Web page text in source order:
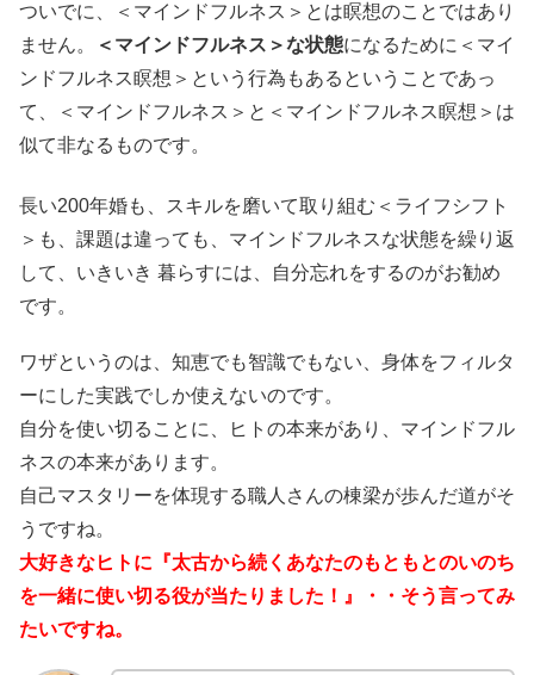
ついでに、＜マインドフルネス＞とは瞑想のことではあり
ません。
＜マインドフルネス＞な状態になるために＜マイ
ンドフルネス瞑想＞という行為もあるということであっ
て、＜マインドフルネス＞と＜マインドフルネス瞑想＞は
似て非なるものです。
長い200年婚も、スキルを磨いて取り組む＜ライフシフト
＞も、課題は違っても、マインドフルネスな状態を繰り返
して、いきいき 暮らすには、自分忘れをするのがお勧め
です。
ワザというのは、知恵でも智識でもない、身体をフィルタ
ーにした実践でしか使えないのです。
自分を使い切ることに、ヒトの本来があり、マインドフル
ネスの本来があります。
自己マスタリーを体現する職人さんの棟梁が歩んだ道がそ
うですね。
大好きなヒトに『太古から続くあなたのもともとのいのち
を一緒に使い切る役が当たりました！』・・そう言ってみ
たいですね。